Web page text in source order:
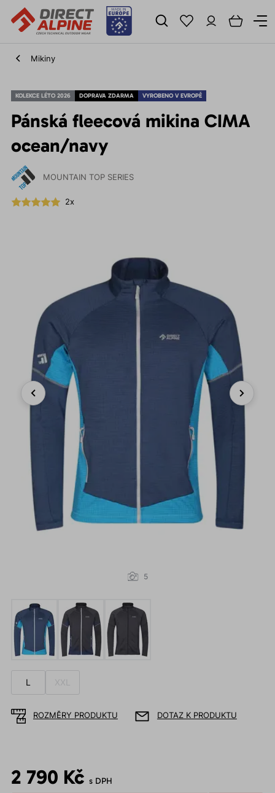
Mikiny
KOLEKCE LÉTO 2026 DOPRAVA ZDARMA VYROBENO V EVROPĚ
Pánská fleecová mikina CIMA
ocean/navy
MOUNTAIN TOP SERIES
2x
5
L XXL
ROZMĚRY PRODUKTU DOTAZ K PRODUKTU
2 790 Kč s DPH